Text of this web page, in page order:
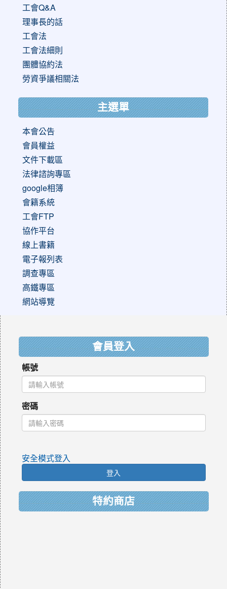
工會Q&A
理事長的話
工會法
工會法細則
團體協約法
勞資爭議相關法
主選單
本會公告
會員權益
文件下載區
法律諮詢專區
google相簿
會籍系統
工會FTP
協作平台
線上書籍
電子報列表
調查專區
高鐵專區
網站導覽
會員登入
帳號
密碼
安全模式登入
登入
特約商店